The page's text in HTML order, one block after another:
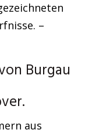
–
Burgau
aus